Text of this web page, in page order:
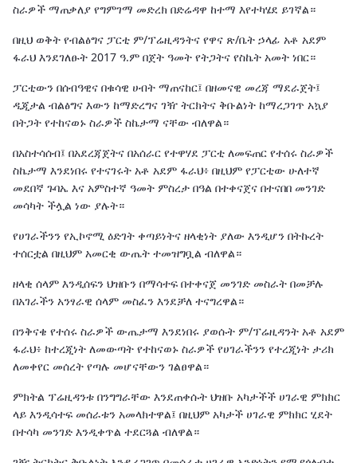
ስራዎች ማጠቃለያ የግምገማ መድረክ በድሬዳዋ ከተማ እየተካሄደ ይገኛል።
በዚህ ወቅት የብልፅግና ፓርቲ ም/ፕሬዚዳንትና የዋና ጽ/ቤት ኃላፊ አቶ አደም
ፋራህ እንደገለፁት 2017 ዓ.ም በጀት ዓመት የትጋትና የስኬት አመት ነበር።
ፓርቲውን በሰብዓዊና በቁሳዊ ሀብት ማጠናከር፤ በዘመናዊ መረጃ ማደራጀት፤
ዲጂታል ብልፅግና እውን ከማድረግና ገዥ ትርክትና ቅቡልነት ከማረጋገጥ አኳያ
በትጋት የተከናወኑ ስራዎች ስኬታማ ናቸው ብለዋል።
በአስተሳሰብ፤ በአደረጃጀትና በአሰራር የተዋሃደ ፓርቲ ለመፍጠር የተሰሩ ስራዎች
ስኬታማ እንደነበሩ የተናገሩት አቶ አደም ፋራህ፥ በዚህም የፓርቲው ሁለተኛ
መደበኛ ጉባኤ እና አምስተኛ ዓመት ምስረታ በዓል በተቀናጀና በተናበበ መንገድ
መሳካት ችሏል ነው ያሉት።
የሀገራችንን የኢኮኖሚ ዕድገት ቀጣይነትና ዘላቂነት ያለው እንዲሆን በትኩረት
ተሰርቷል በዚህም አመርቂ ውጤት ተመዝግቧል ብለዋል።
ዘላቂ ሰላም እንዲሰፍን ህዝቡን በማሳተፍ በተቀናጀ መንገድ መስራት በመቻሉ
በአገራችን አንፃራዊ ሰላም መስፈን እንደቻለ ተናግረዋል።
በንቅናቄ የተሰሩ ስራዎች ውጤታማ እንደነበሩ ያወሱት ም/ፕሬዚዳንት አቶ አደም
ፋራህ፥ ከተረጂነት ለመውጣት የተከናወኑ ስራዎች የሀገራችንን የተረጂነት ታሪክ
ለመቀየር መሰረት የጣሉ መሆናቸውን ገልፀዋል።
ምክትል ፕሬዚዳንቱ በንግግራቸው እንደጠቀሱት ህዝቡ አካታችች ሀገራዊ ምክክር
ላይ እንዲሳተፍ መሰራቱን አመላክተዋል፤ በዚህም አካታች ሀገራዊ ምክክር ሂደት
በተሳካ መንገድ እንዲቀጥል ተደርጓል ብለዋል።